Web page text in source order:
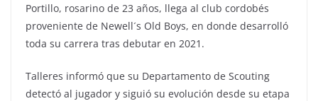
Portillo, rosarino de 23 años, llega al club cordobés
proveniente de Newell´s Old Boys, en donde desarrolló
toda su carrera tras debutar en 2021.
Talleres informó que su Departamento de Scouting
detectó al jugador y siguió su evolución desde su etapa